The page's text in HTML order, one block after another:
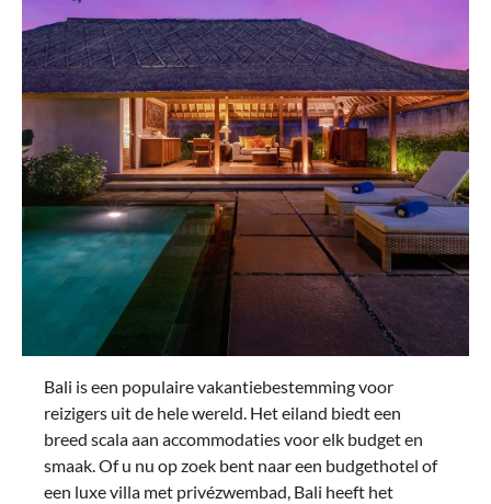
Bali is een populaire vakantiebestemming voor
reizigers uit de hele wereld. Het eiland biedt een
breed scala aan accommodaties voor elk budget en
smaak. Of u nu op zoek bent naar een budgethotel of
een luxe villa met privézwembad, Bali heeft het